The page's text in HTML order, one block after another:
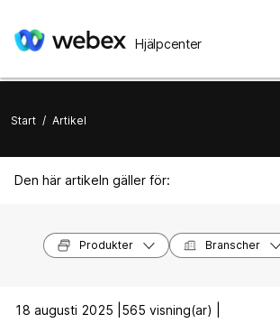
Hjälpcenter
Start / Artikel
Den här artikeln gäller för:
Produkter Branscher
18 augusti 2025 | 565 visning(ar) |